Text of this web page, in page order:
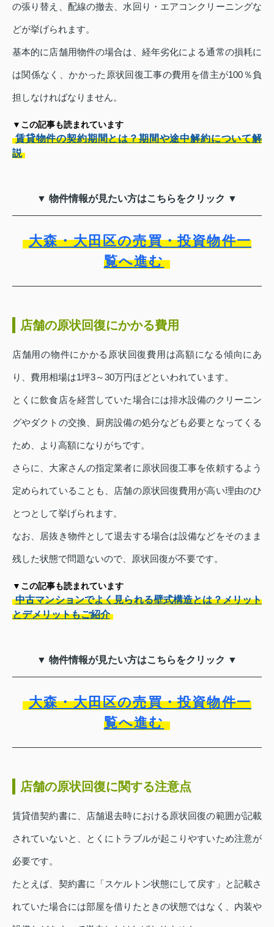
の張り替え、配線の撤去、水回り・エアコンクリーニングな
どが挙げられます。
基本的に店舗用物件の場合は、経年劣化による通常の損耗に
は関係なく、かかった原状回復工事の費用を借主が100％負
担しなければなりません。
▼この記事も読まれています
賃貸物件の契約期間とは？期間や途中解約について解
説
▼ 物件情報が見たい方はこちらをクリック ▼
大森・大田区の売買・投資物件一
覧へ進む
店舗の原状回復にかかる費用
店舗用の物件にかかる原状回復費用は高額になる傾向にあ
り、費用相場は1坪3～30万円ほどといわれています。
とくに飲食店を経営していた場合には排水設備のクリーニン
グやダクトの交換、厨房設備の処分なども必要となってくる
ため、より高額になりがちです。
さらに、大家さんの指定業者に原状回復工事を依頼するよう
定められていることも、店舗の原状回復費用が高い理由のひ
とつとして挙げられます。
なお、居抜き物件として退去する場合は設備などをそのまま
残した状態で問題ないので、原状回復が不要です。
▼この記事も読まれています
中古マンションでよく見られる壁式構造とは？メリット
とデメリットもご紹介
▼ 物件情報が見たい方はこちらをクリック ▼
大森・大田区の売買・投資物件一
覧へ進む
店舗の原状回復に関する注意点
賃貸借契約書に、店舗退去時における原状回復の範囲が記載
されていないと、とくにトラブルが起こりやすいため注意が
必要です。
たとえば、契約書に「スケルトン状態にして戻す」と記載さ
れていた場合には部屋を借りたときの状態ではなく、内装や